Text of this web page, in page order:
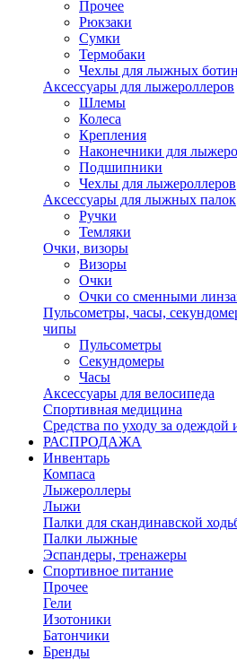
Прочее
Рюкзаки
Сумки
Термобаки
Чехлы для лыжных
Аксессуары для лыжероллеров
Шлемы
Колеса
Крепления
Наконечники для
Подшипники
Чехлы для лыжероллеров
Аксессуары для лыжных палок
Ручки
Темляки
Очки, визоры
Визоры
Очки
Очки со сменными
Пульсометры, часы,
чипы
Пульсометры
Секундомеры
Часы
Аксессуары для велосипеда
Спортивная медицина
Средства по уходу за одеждой
РАСПРОДАЖА
Инвентарь
Компаса
Лыжероллеры
Лыжи
Палки для скандинавской
Палки лыжные
Эспандеры, тренажеры
Спортивное питание
Прочее
Гели
Изотоники
Батончики
Бренды